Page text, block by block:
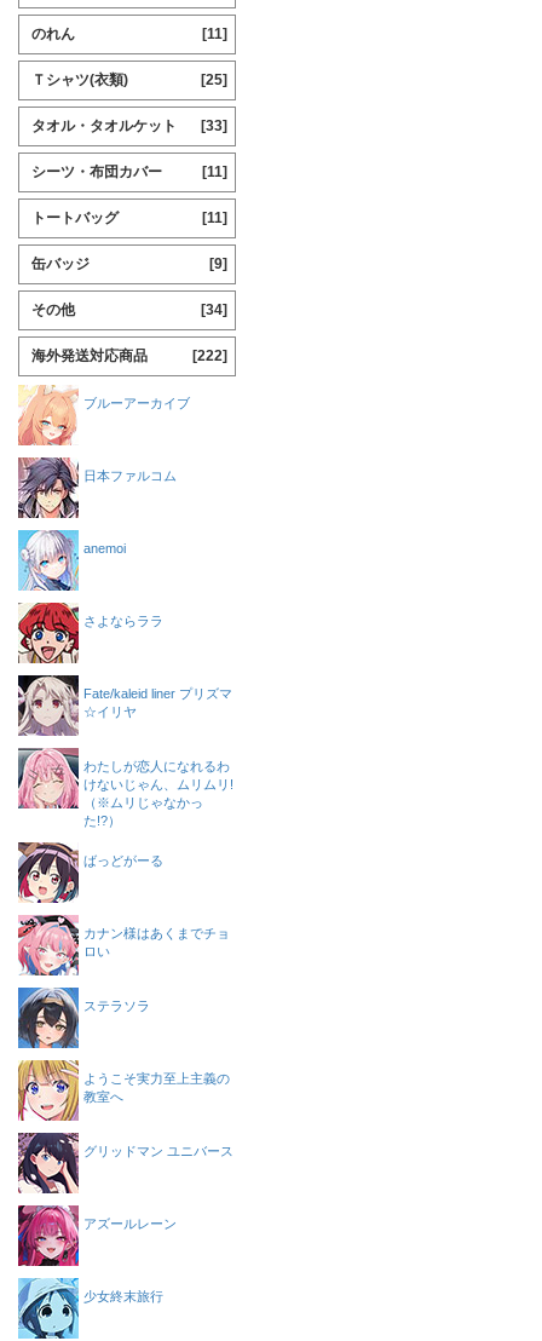
のれん [11]
Ｔシャツ(衣類) [25]
タオル・タオルケット [33]
シーツ・布団カバー [11]
トートバッグ [11]
缶バッジ [9]
その他 [34]
海外発送対応商品 [222]
ブルーアーカイブ
日本ファルコム
anemoi
さよならララ
Fate/kaleid liner プリズマ
☆イリヤ
わたしが恋人になれるわ
けないじゃん、ムリムリ!
（※ムリじゃなかっ
た!?）
ばっどがーる
カナン様はあくまでチョ
ロい
ステラソラ
ようこそ実力至上主義の
教室へ
グリッドマン ユニバース
アズールレーン
少女終末旅行